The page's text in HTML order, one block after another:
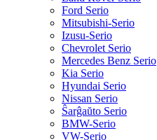
Ford Serio
Mitsubishi-Serio
Izusu-Serio
Chevrolet Serio
Mercedes Benz Serio
Kia Serio
Hyundai Serio
Nissan Serio
Ŝarĝaŭto Serio
BMW-Serio
VW-Serio